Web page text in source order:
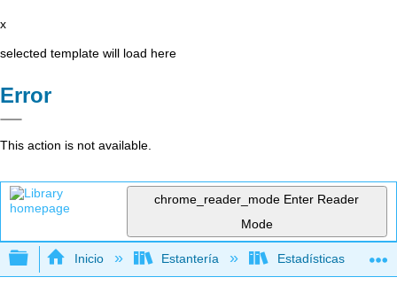
x
selected template will load here
Error
This action is not available.
chrome_reader_mode Enter Reader
Mode
Expandir/contraer jerarquía global
Inicio Estantería Estadísticas